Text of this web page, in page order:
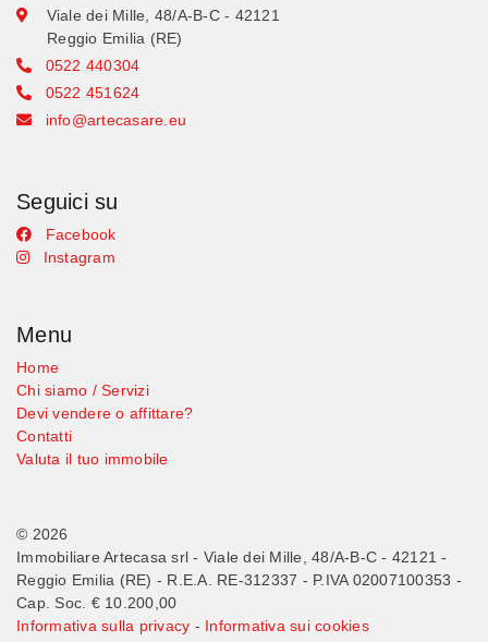
Viale dei Mille, 48/A-B-C - 42121
Reggio Emilia (RE)
0522 440304
0522 451624
info@artecasare.eu
Seguici su
Facebook
Instagram
Menu
Home
Chi siamo / Servizi
Devi vendere o affittare?
Contatti
Valuta il tuo immobile
© 2026
Immobiliare Artecasa srl - Viale dei Mille, 48/A-B-C - 42121 -
Reggio Emilia (RE) - R.E.A. RE-312337 - P.IVA 02007100353 -
Cap. Soc. € 10.200,00
Informativa sulla privacy - Informativa sui cookies